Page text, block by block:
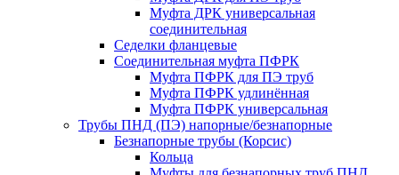
Муфта ДРК универсальная
соединительная
Седелки фланцевые
Соединительная муфта ПФРК
Муфта ПФРК для ПЭ труб
Муфта ПФРК удлинённая
Муфта ПФРК универсальная
Трубы ПНД (ПЭ) напорные/безнапорные
Безнапорные трубы (Корсис)
Кольца